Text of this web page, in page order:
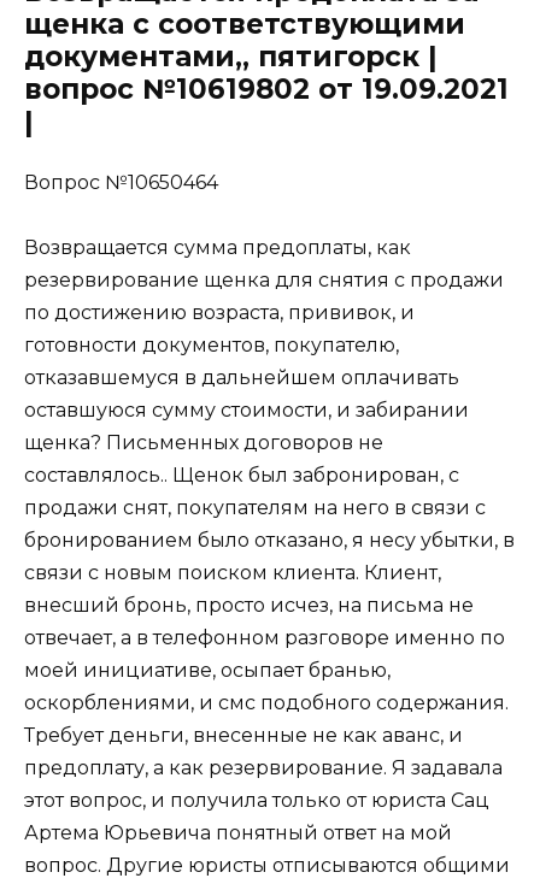
щенка с соответствующими
документами,, пятигорск |
вопрос №10619802 от 19.09.2021
|
Вопрос №10650464
Возвращается сумма предоплаты, как
резервирование щенка для снятия с продажи
по достижению возраста, прививок, и
готовности документов, покупателю,
отказавшемуся в дальнейшем оплачивать
оставшуюся сумму стоимости, и забирании
щенка? Письменных договоров не
составлялось.. Щенок был забронирован, с
продажи снят, покупателям на него в связи с
бронированием было отказано, я несу убытки, в
связи с новым поиском клиента. Клиент,
внесший бронь, просто исчез, на письма не
отвечает, а в телефонном разговоре именно по
моей инициативе, осыпает бранью,
оскорблениями, и смс подобного содержания.
Требует деньги, внесенные не как аванс, и
предоплату, а как резервирование. Я задавала
этот вопрос, и получила только от юриста Сац
Артема Юрьевича понятный ответ на мой
вопрос. Другие юристы отписываются общими